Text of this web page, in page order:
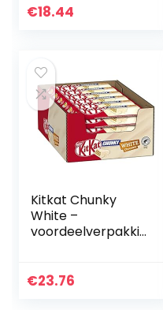
€18.44
Kitkat Chunky
White –
voordeelverpakkin
€23.76